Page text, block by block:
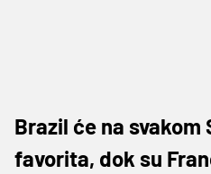
Brazil će na svakom
favorita, dok su